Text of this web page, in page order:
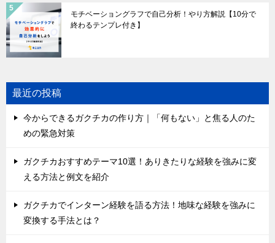
モチベーショングラフで自己分析！やり方解説【10分で
終わるテンプレ付き】
最近の投稿
今からできるガクチカの作り方｜「何もない」と焦る人のた
めの緊急対策
ガクチカおすすめテーマ10選！ありきたりな経験を強みに変
える方法と例文を紹介
ガクチカでインターン経験を語る方法！地味な経験を強みに
変換する手法とは？